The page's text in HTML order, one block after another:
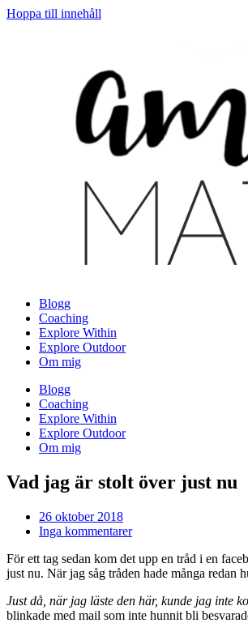
Hoppa till innehåll
Blogg
Coaching
Explore Within
Explore Outdoor
Om mig
Blogg
Coaching
Explore Within
Explore Outdoor
Om mig
Vad jag är stolt över just nu
26 oktober 2018
Inga kommentarer
För ett tag sedan kom det upp en tråd i en
just nu. När jag såg tråden hade många redan
Just då, när jag läste den här, kunde jag inte
blinkade med mail som inte hunnit bli